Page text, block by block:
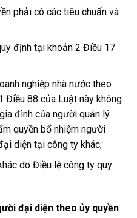
phải có các tiêu chuẩn và
định tại khoản 2 Điều 17
nghiệp nhà nước theo
Điều 88 của Luật này không
đình của người quản lý
quyền bổ nhiệm người
diện tại công ty khác;
do Điều lệ công ty quy
đại diện theo ủy quyền